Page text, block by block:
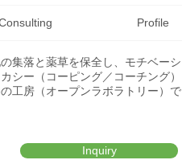
Profile
集落と薬草を保全し、モチベーシ
シー（コーピング／コーチング）
工房（オープンラボラトリー）で
Inquiry